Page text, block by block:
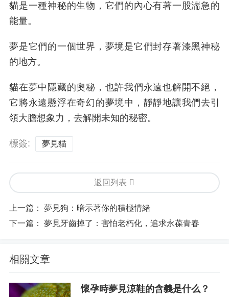
貓是一種神秘的生物，它們的內心有著一股湍急的
能量。
夢是它們的一個世界，夢境是它們封存著漆黑神秘
的地方。
貓在夢中隱藏的奧秘，也許我們永遠也解開不絕，
它將永遠懸浮在奇幻的夢境中，靜靜地讓我們去引
領大膽想象力，去解開未知的秘密。
標簽: 夢見貓
返回列表
上一篇：
夢見狗：暗示著你的積極情緒
下一篇：
夢見牙齒掉了：害怕老朽化，追求永葆青春
相關文章
懷孕時夢見涼鞋的含義是什么？